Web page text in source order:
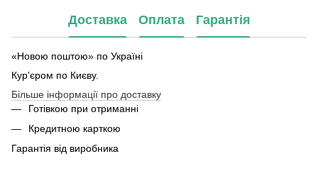
Доставка Оплата Гарантія
«Новою поштою» по Україні
Кур'єром по Києву.
Більше інформації про доставку
Готівкою при отриманні
Кредитною карткою
Гарантія від виробника